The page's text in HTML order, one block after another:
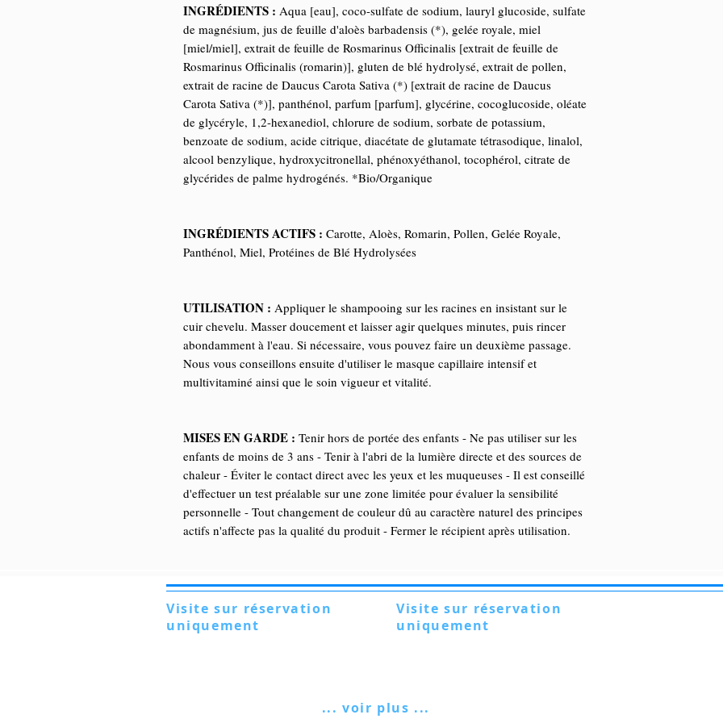
INGRÉDIENTS : Aqua [eau], coco-sulfate de sodium, lauryl glucoside, sulfate
de magnésium, jus de feuille d'aloès barbadensis (*), gelée royale, miel
[miel/miel], extrait de feuille de Rosmarinus Officinalis [extrait de feuille de
Rosmarinus Officinalis (romarin)], gluten de blé hydrolysé, extrait de pollen,
extrait de racine de Daucus Carota Sativa (*) [extrait de racine de Daucus
Carota Sativa (*)], panthénol, parfum [parfum], glycérine, cocoglucoside, oléate
de glycéryle, 1,2-hexanediol, chlorure de sodium, sorbate de potassium,
benzoate de sodium, acide citrique, diacétate de glutamate tétrasodique, linalol,
alcool benzylique, hydroxycitronellal, phénoxyéthanol, tocophérol, citrate de
glycérides de palme hydrogénés. *Bio/Organique
INGRÉDIENTS ACTIFS : Carotte, Aloès, Romarin, Pollen, Gelée Royale,
Panthénol, Miel, Protéines de Blé Hydrolysées
UTILISATION : Appliquer le shampooing sur les racines en insistant sur le
cuir chevelu. Masser doucement et laisser agir quelques minutes, puis rincer
abondamment à l'eau. Si nécessaire, vous pouvez faire un deuxième passage.
Nous vous conseillons ensuite d'utiliser le masque capillaire intensif et
multivitaminé ainsi que le soin vigueur et vitalité.
MISES EN GARDE : Tenir hors de portée des enfants - Ne pas utiliser sur les
enfants de moins de 3 ans - Tenir à l'abri de la lumière directe et des sources de
chaleur - Éviter le contact direct avec les yeux et les muqueuses - Il est conseillé
d'effectuer un test préalable sur une zone limitée pour évaluer la sensibilité
personnelle - Tout changement de couleur dû au caractère naturel des principes
actifs n'affecte pas la qualité du produit - Fermer le récipient après utilisation.
Visite sur réservation
uniquement
... voir plus ...
Visite sur réservation
uniquement